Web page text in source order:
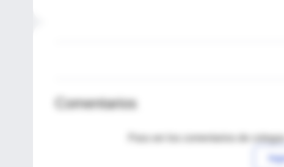
Comentarios
Para ver los comentarios de